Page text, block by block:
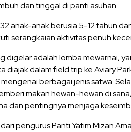
dan tinggal di panti asuhan.
anak-anak berusia 5-12 tahun
serangkaian aktivitas penuh
digelar adalah lomba mewarnai,
diajak dalam field trip ke Aviary
berbagai jenis satwa.
makan hewan-hewan di
dan pentingnya menjaga
pengurus Panti Yatim Mizan